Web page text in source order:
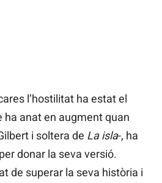
l’hostilitat ha estat el
ha anat en augment quan
i soltera de La isla-, ha
donar la seva versió.
de superar la seva història i